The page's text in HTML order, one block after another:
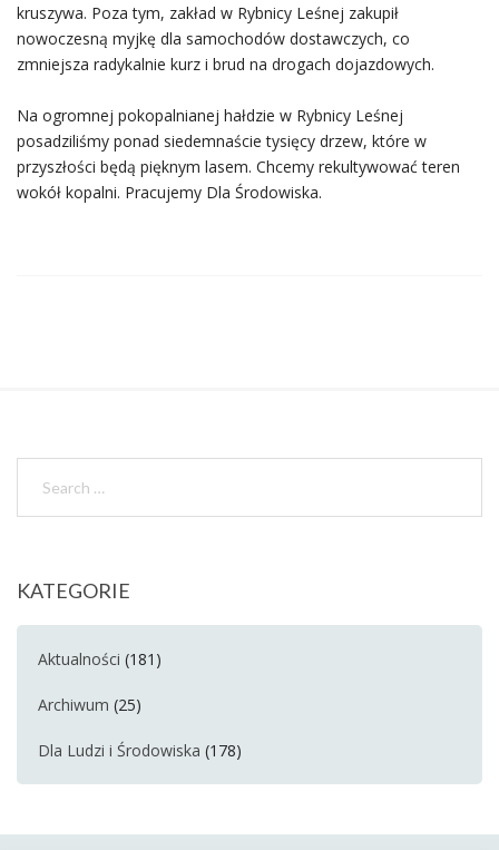
kruszywa. Poza tym, zakład w Rybnicy Leśnej zakupił
nowoczesną myjkę dla samochodów dostawczych, co
zmniejsza radykalnie kurz i brud na drogach dojazdowych.
Na ogromnej pokopalnianej hałdzie w Rybnicy Leśnej
posadziliśmy ponad siedemnaście tysięcy drzew, które w
przyszłości będą pięknym lasem. Chcemy rekultywować teren
wokół kopalni. Pracujemy Dla Środowiska.
KATEGORIE
Aktualności (181)
Archiwum (25)
Dla Ludzi i Środowiska (178)